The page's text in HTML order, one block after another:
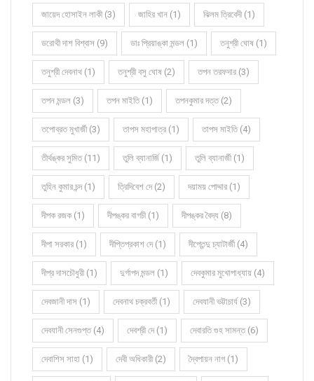
জায়েদ হোসাইন লাকী (3) জাহির খান (1) ঝিলম ত্রিবেদী (1)
ডরোথী দাশ বিশ্বাস (9) ডাঃ প্রিয়াঙ্কা মন্ডল (1) তনুশ্রী ঘোষ (1)
তনুশ্রী দেবনাথ (1) তনুশ্রী বসু ঘোষ (2) তপন তরফদার (3)
তপন মন্ডল (3) তপন মাইতি (1) তপনকুমার দত্ত (2)
তপোব্রত মুখার্জী (3) তাপস মহাপাত্র (1) তাপস মাইতি (4)
তীর্থঙ্কর সুমিত (11) তুলি ব্যানার্জি (1) তুলি ব্যানার্জী (1)
তুহিন কুমার চন্দ (1) ত্রিদিবেশ দে (2) দয়াময় পোদ্দার (1)
দীপক রজক (1) দীপঙ্কর বাগচী (1) দীপঙ্কর বৈদ্য (8)
দীপা সরকার (1) দীপ্তিপ্রকাশ দে (1) দীপ্তেন্দু চ্যাটার্জী (4)
দীপ্র দাসচৌধুরী (1) দুর্গাপদ মন্ডল (1) দেবকুমার মুখোপাধ্যায় (4)
দেবজানী দাস (1) দেবনাথ চক্রবর্তী (1) দেবযানী ভট্টাচার্য (3)
দেবযানী সেনগুপ্ত (4) দেবশ্রী দে (1) দেবারতি গুহ সামন্ত (6)
দেবাশিস সাহা (1) দেবী অধিকারী (2) দ্বৈপায়ন নাগ (1)